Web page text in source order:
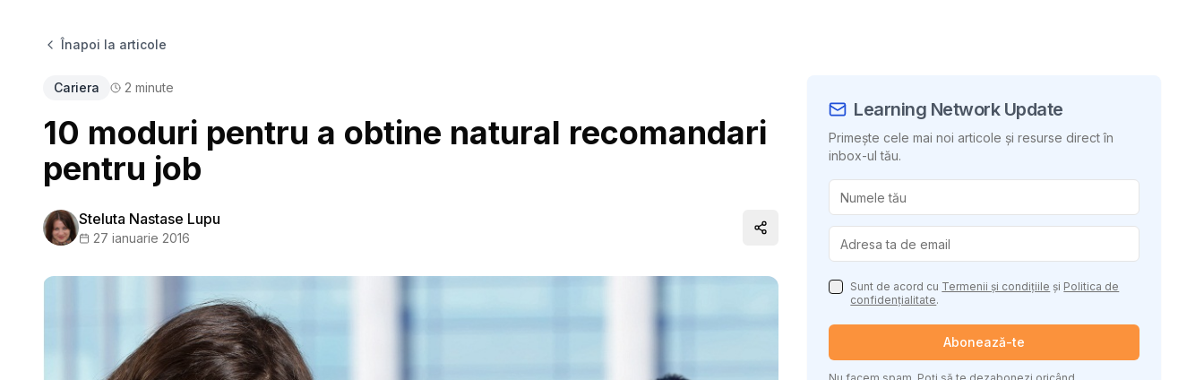
Înapoi la articole
Cariera 2 minute
10 moduri pentru a obtine natural recomandari
pentru job
Steluta Nastase Lupu
27 ianuarie 2016 Distribuie conținutul
Learning Network Update
Primește cele mai noi articole și resurse direct în
inbox-ul tău.
Sunt de acord cu Termenii și condițiile și Politica de
confidențialitate.
Abonează-te